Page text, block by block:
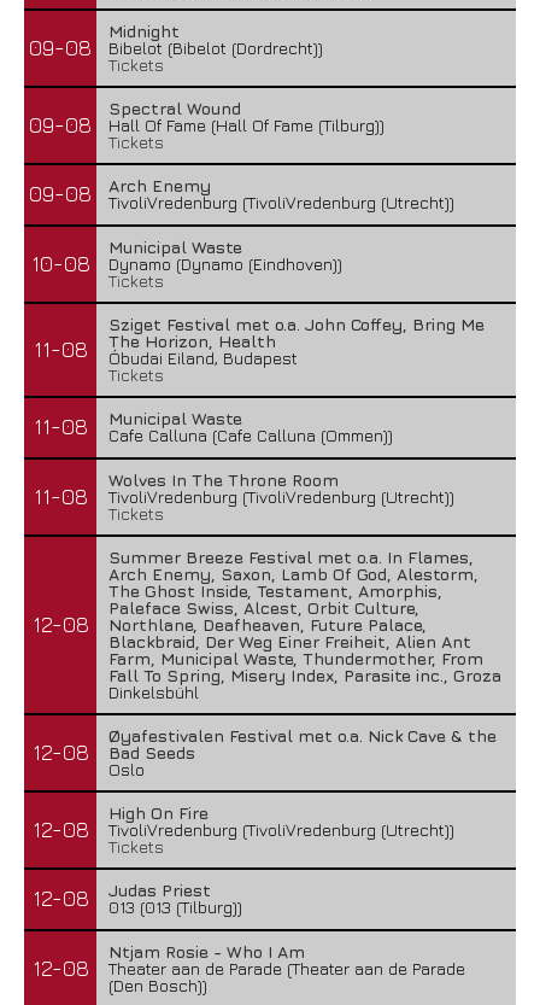
09-08
Midnight
Bibelot (Bibelot (Dordrecht))
Tickets
09-08
Spectral Wound
Hall Of Fame (Hall Of Fame (Tilburg))
Tickets
09-08
Arch Enemy
TivoliVredenburg (TivoliVredenburg (Utrecht))
10-08
Municipal Waste
Dynamo (Dynamo (Eindhoven))
Tickets
11-08
Sziget Festival met o.a. John Coffey, Bring Me
The Horizon, Health
Óbudai Eiland, Budapest
Tickets
11-08
Municipal Waste
Cafe Calluna (Cafe Calluna (Ommen))
11-08
Wolves In The Throne Room
TivoliVredenburg (TivoliVredenburg (Utrecht))
Tickets
12-08
Summer Breeze Festival met o.a. In Flames,
Arch Enemy, Saxon, Lamb Of God, Alestorm,
The Ghost Inside, Testament, Amorphis,
Paleface Swiss, Alcest, Orbit Culture,
Northlane, Deafheaven, Future Palace,
Blackbraid, Der Weg Einer Freiheit, Alien Ant
Farm, Municipal Waste, Thundermother, From
Fall To Spring, Misery Index, Parasite inc., Groza
Dinkelsbühl
12-08
Øyafestivalen Festival met o.a. Nick Cave & the
Bad Seeds
Oslo
12-08
High On Fire
TivoliVredenburg (TivoliVredenburg (Utrecht))
Tickets
12-08
Judas Priest
013 (013 (Tilburg))
12-08
Ntjam Rosie - Who I Am
Theater aan de Parade (Theater aan de Parade
(Den Bosch))